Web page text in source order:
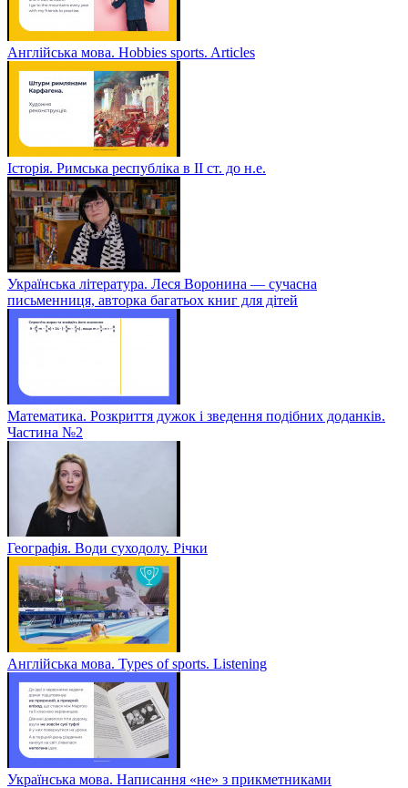
Англійська мова. Hobbies sports. Articles
Історія. Римська республіка в ІІ ст. до н.е.
Українська література. Леся Воронина — сучасна
письменниця, авторка багатьох книг для дітей
Математика. Розкриття дужок і зведення подібних доданків.
Частина №2
Географія. Води суходолу. Річки
Англійська мова. Types of sports. Listening
Українська мова. Написання «не» з прикметниками